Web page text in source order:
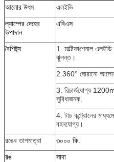
আলোর উৎস
এলইডি
ল্যাম্পের দেহের
উপাদান
এবিএস
বৈশিষ্ট্য
1. মাল্টিফাংশনাল
ঝুলন্ত।
2.360° ঘোরানো
3. রিচার্জযোগ্য
সুবিধাজনক.
4. টাচ কন্ট্রোলের
বহনযোগ্য।
রঙের তাপমাত্রা
৩০০০ কি.
রঙ
সাদা